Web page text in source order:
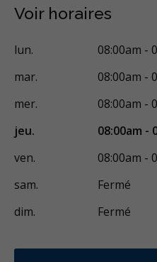
Services esthétiques
Endodontie
Chirurgie
Hygiène préventive et
Facturation Directe
RCSD (Régime canadien de
Voir horaires
lun.
08:00am -
mar.
08:00am -
mer.
08:00am -
jeu.
08:00am -
ven.
08:00am -
sam.
Fermé
dim.
Fermé